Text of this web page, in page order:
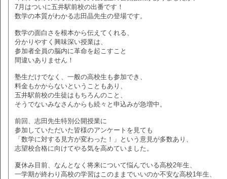
7月はついに五井駅前校の出番です！
数学の本質がわかる志田晶先生の登場です。
数学の面白さを根本から伝えてくれる、
分かりやすく興味深い授業は、
参加者全員の脳内に革命を起こすこと
間違いありません！
塾生だけでなく、一般の高校生も参加でき、
料金もかからないということもあり、
五井駅前校の生徒はもちろんのこと、
そうでないみなさんからも続々と申込みが急増中。
前回、志田先生特別公開授業に
参加していただいた皆様のアンケートを見ても
「数学に対する見方が変わった！」という意見が多数あり、
志望校合格に向けてやる気を高めていました。
夏休み目前、なんとなく将来について悩んでいる高校2年生、
一学期が終わり高校の学習はこのままでいいのか不安な高校1年生、